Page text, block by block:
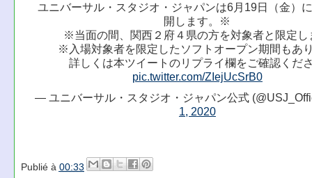
ユニバーサル・スタジオ・ジャパンは6月19日（金）
開します。※
※当面の間、関西２府４県の方を対象者と限定し
※入場対象者を限定したソフトオープン期間もあ
詳しくは本ツイートのリプライ欄をご確認くだ
pic.twitter.com/ZIejUcSrB0
— ユニバーサル・スタジオ・ジャパン公式
1, 2020
Publié à 00:33